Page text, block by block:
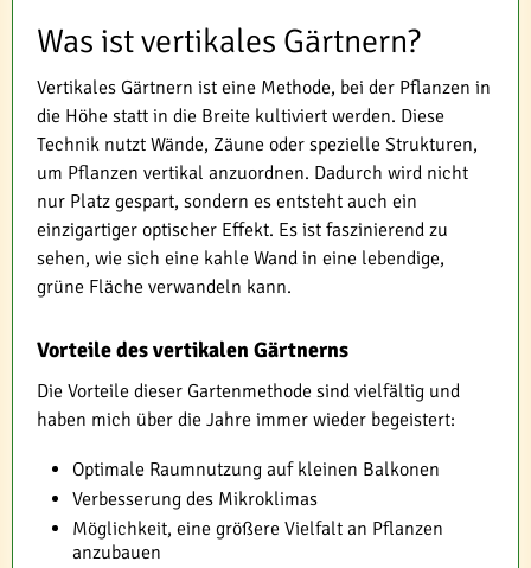
Was ist vertikales Gärtnern?
Vertikales Gärtnern ist eine Methode, bei der Pflanzen in
die Höhe statt in die Breite kultiviert werden. Diese
Technik nutzt Wände, Zäune oder spezielle Strukturen,
um Pflanzen vertikal anzuordnen. Dadurch wird nicht
nur Platz gespart, sondern es entsteht auch ein
einzigartiger optischer Effekt. Es ist faszinierend zu
sehen, wie sich eine kahle Wand in eine lebendige,
grüne Fläche verwandeln kann.
Vorteile des vertikalen Gärtnerns
Die Vorteile dieser Gartenmethode sind vielfältig und
haben mich über die Jahre immer wieder begeistert:
Optimale Raumnutzung auf kleinen Balkonen
Verbesserung des Mikroklimas
Möglichkeit, eine größere Vielfalt an Pflanzen
anzubauen